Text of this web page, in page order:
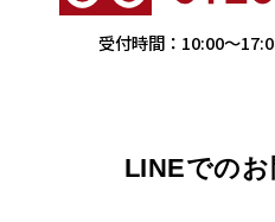
受付時間： 10:00〜
LINEでの